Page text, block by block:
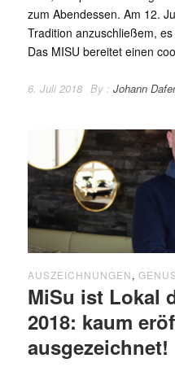
zum Abendessen. Am 12.
Tradition anzuschließem,
Das MISU bereitet einen
6. Juli 2018 By : Johann
AUSZEICHNUNGEN,
MiSu ist Lokal
2018: kaum
ausgezeichnet!